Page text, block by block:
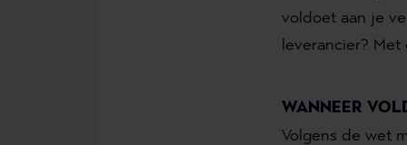
voldoet aan je
leverancier?
WANNEER
Volgens de wet